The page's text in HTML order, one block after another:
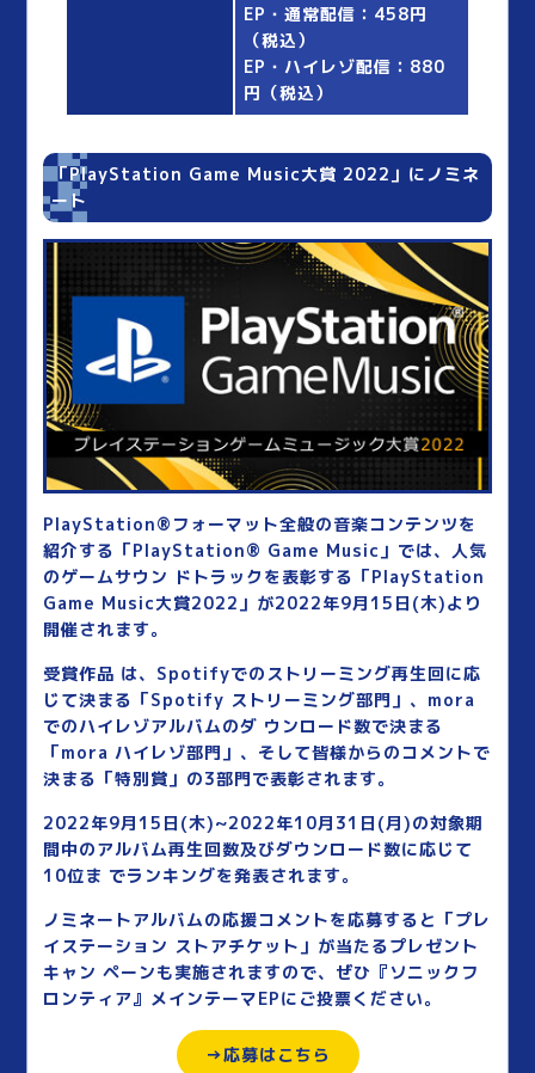
EP・通常配信：458円
（税込）
EP・ハイレゾ配信：880
円（税込）
「PlayStation Game Music大賞 2022」にノミネ
ート
PlayStation®フォーマット全般の音楽コンテンツを
紹介する「PlayStation® Game Music」では、人気
のゲームサウン ドトラックを表彰する「PlayStation
Game Music大賞2022」が2022年9月15日(木)より
開催されます。
受賞作品 は、Spotifyでのストリーミング再生回に応
じて決まる「Spotify ストリーミング部門」、mora
でのハイレゾアルバムのダ ウンロード数で決まる
「mora ハイレゾ部門」、そして皆様からのコメントで
決まる「特別賞」の3部門で表彰されます。
2022年9月15日(木)~2022年10月31日(月)の対象期
間中のアルバム再生回数及びダウンロード数に応じて
10位ま でランキングを発表されます。
ノミネートアルバムの応援コメントを応募すると「プレ
イステーション ストアチケット」が当たるプレゼント
キャン ペーンも実施されますので、ぜひ『ソニックフ
ロンティア』メインテーマEPにご投票ください。
→応募はこちら